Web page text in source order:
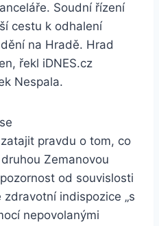
Soudní řízení
cestu k odhalení
na Hradě. Hrad
řekl iDNES.cz
Nespala.
pravdu o tom, co
Zemanovou
od souvislosti
indispozice „s
nepovolanými